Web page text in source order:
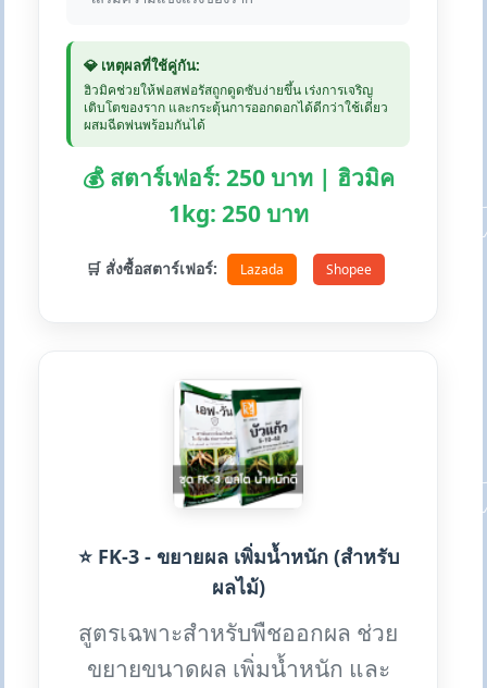
💎 เหตุผลที่ใช้คู่กัน:
ฮิวมิคช่วยให้ฟอสฟอรัสถูกดูดซับง่ายขึ้น เร่งการเจริญ
เติบโตของราก และกระตุ้นการออกดอกได้ดีกว่าใช้เดี่ยว
ผสมฉีดพ่นพร้อมกันได้
💰 สตาร์เฟอร์: 250 บาท | ฮิวมิค
1kg: 250 บาท
🛒 สั่งซื้อสตาร์เฟอร์: Lazada Shopee
⭐ FK-3 - ขยายผล เพิ่มน้ำหนัก (สำหรับ
ผลไม้)
สูตรเฉพาะสำหรับพืชออกผล ช่วย
ขยายขนาดผล เพิ่มน้ำหนัก และ